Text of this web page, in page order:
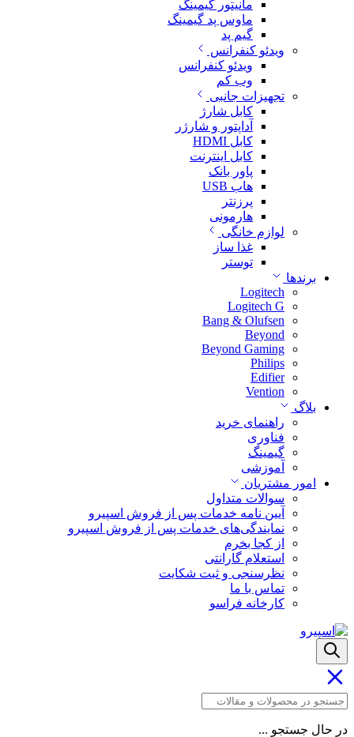
مانیتور گیمینگ
ماوس پد گیمینگ
گیم پد
ویدئو کنفرانس
ویدئو کنفرانس
وب کم
تجهیزات جانبی
کابل شارژ
آداپتور و شارژر
کابل HDMI
کابل اینترنت
پاور بانک
هاب USB
پرزنتر
هارمونی
لوازم خانگی
غذا ساز
توستر
برندها
Logitech
Logitech G
Bang & Olufsen
Beyond
Beyond Gaming
Philips
Edifier
Vention
بلاگ
راهنمای خرید
فناوری
گیمینگ
آموزشی
امور مشتریان
سوالات متداول
آیین نامه خدمات پس از فروش اسپیرو
نمایندگی‌های خدمات پس از فروش اسپیرو
از کجا بخرم
استعلام گارانتی
نظرسنجی و ثبت شکایت
تماس با ما
کارخانه فراسو
در حال جستجو ...